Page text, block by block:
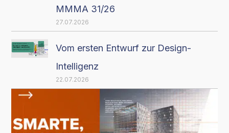
MMMA 31/26
27.07.2026
Vom ersten Entwurf zur Design-
Intelligenz
22.07.2026